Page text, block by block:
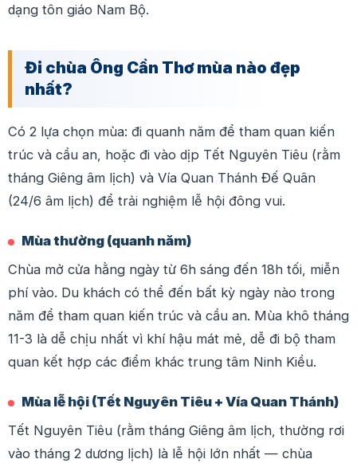
dạng tôn giáo Nam Bộ.
Đi chùa Ông Cần Thơ mùa nào đẹp
nhất?
Có 2 lựa chọn mùa: đi quanh năm để tham quan kiến
trúc và cầu an, hoặc đi vào dịp Tết Nguyên Tiêu (rằm
tháng Giêng âm lịch) và Vía Quan Thánh Đế Quân
(24/6 âm lịch) để trải nghiệm lễ hội đông vui.
Mùa thường (quanh năm)
Chùa mở cửa hằng ngày từ 6h sáng đến 18h tối, miễn
phí vào. Du khách có thể đến bất kỳ ngày nào trong
năm để tham quan kiến trúc và cầu an. Mùa khô tháng
11-3 là dễ chịu nhất vì khí hậu mát mẻ, dễ đi bộ tham
quan kết hợp các điểm khác trung tâm Ninh Kiều.
Mùa lễ hội (Tết Nguyên Tiêu + Vía Quan Thánh)
Tết Nguyên Tiêu (rằm tháng Giêng âm lịch, thường rơi
vào tháng 2 dương lịch) là lễ hội lớn nhất — chùa